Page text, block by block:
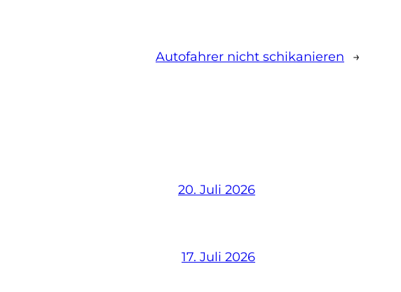
Autofahrer nicht schikanieren →
20. Juli 2026
17. Juli 2026